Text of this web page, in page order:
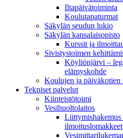
Iltapäivätoiminta
Koulutapaturmat
Säkylän seudun lukio
Säkylän kansalaisopisto
Kurssit ja
Sivistystoimen
Köyliönjärvi –
elämyskohde
Koulujen ja päiväkotien
Tekniset palvelut
Kiinteistötoimi
Vesihuoltolaitos
Liittymishakemus
ilmoituslomakkeet